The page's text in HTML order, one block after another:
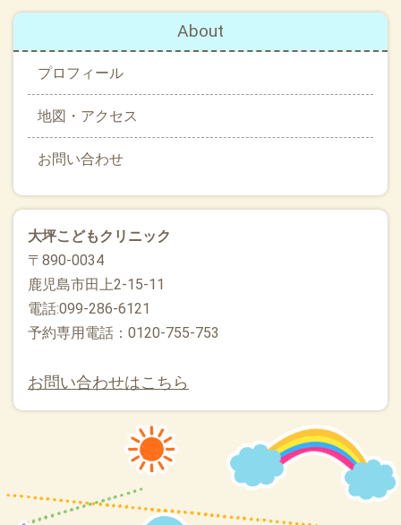
About
プロフィール
地図・アクセス
お問い合わせ
大坪こどもクリニック
〒890-0034
鹿児島市田上2-15-11
電話:099-286-6121
予約専用電話：0120-755-753
お問い合わせはこちら